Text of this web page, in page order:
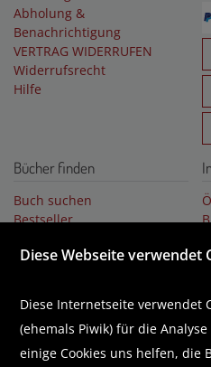
Abholung &
Benachrichtigung
VERTRAG WIDERRUFEN
Widerrufsrecht
Hilfe
Bücher finden
Buch suchen
Bestseller
Literaturlisten
Abonnieren Sie
Diese Webseite verwendet
Diese Internetseite verwendet
(ehemals Piwik) für die
einige Cookies uns helfen, die